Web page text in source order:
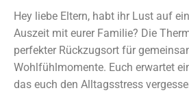
Hey liebe Eltern, habt ihr Lust auf
Auszeit mit eurer Familie? Die
perfekter Rückzugsort für
Wohlfühlmomente. Euch erwartet
das euch den Alltagsstress